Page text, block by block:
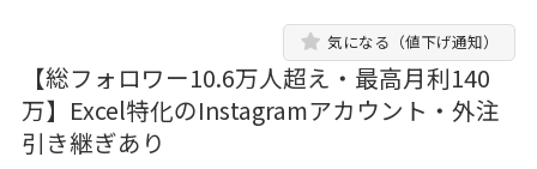
【総フォロワー10.6万人超え・最高月利140
万】Excel特化のInstagramアカウント・外注
引き継ぎあり
気になる（値下げ通知）